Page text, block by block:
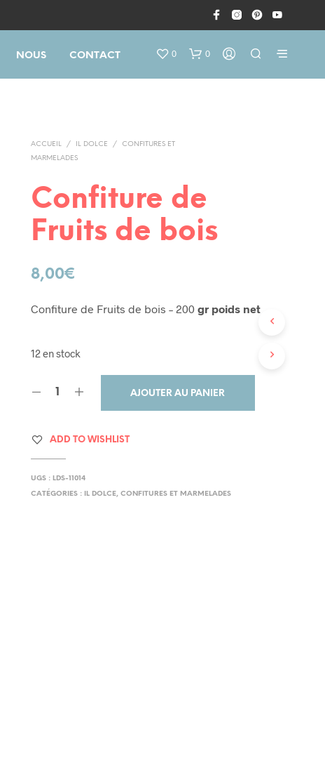
NOUS CONTACT 0 0
N
T
ACCUEIL / IL DOLCE /
CONFITURES ET
MARMELADES
Confiture de
Fruits de bois
8,00€
Confiture de Fruits de bois – 200gr poids net
12 en stock
AJOUTER AU PANIER
ADD TO WISHLIST
UGS : LDS-11014
CATÉGORIES : IL DOLCE, CONFITURES ET MARMELADES